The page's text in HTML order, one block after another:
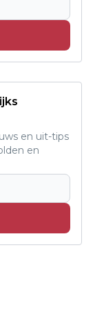
en uit-tips
en